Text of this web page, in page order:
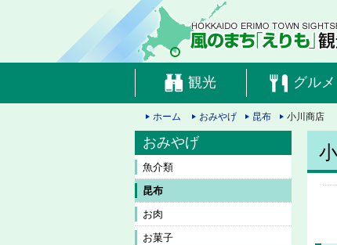
観光 グルメ
ホーム おみやげ 昆布 小川商店
おみやげ
魚介類
昆布
お肉
お菓子